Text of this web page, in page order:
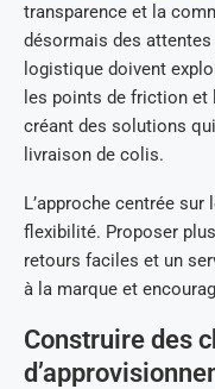
transparence et la
désormais des
logistique doivent
les points de friction et
créant des solutions
livraison de colis.
L’approche centrée
flexibilité. Proposer
retours faciles et un
à la marque et
Construire des